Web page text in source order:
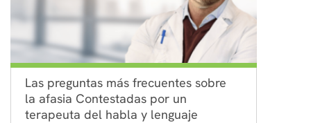
Las preguntas más frecuentes sobre
la afasia Contestadas por un
terapeuta del habla y lenguaje